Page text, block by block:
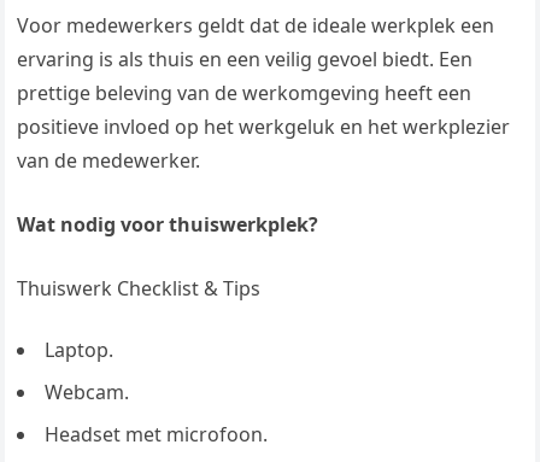
Voor medewerkers geldt dat de ideale werkplek een
ervaring is als thuis en een veilig gevoel biedt. Een
prettige beleving van de werkomgeving heeft een
positieve invloed op het werkgeluk en het werkplezier
van de medewerker.
Wat nodig voor thuiswerkplek?
Thuiswerk Checklist & Tips
Laptop.
Webcam.
Headset met microfoon.